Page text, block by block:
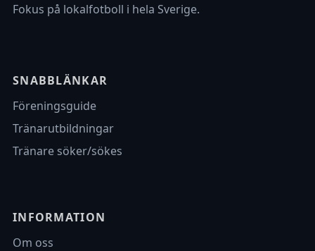
Fokus på lokalfotboll i hela Sverige.
SNABBLÄNKAR
Föreningsguide
Tränarutbildningar
Tränare söker/sökes
INFORMATION
Om oss